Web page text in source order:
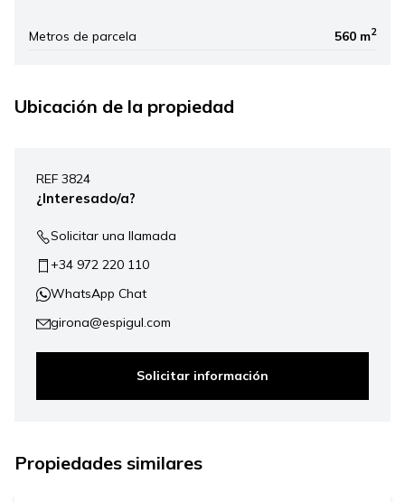
Metros de parcela 560 m2
Ubicación de la propiedad
−
REF 3824
¿Interesado/a?
Solicitar una llamada
+34 972 220 110
WhatsApp Chat
girona@espigul.com
Solicitar información
Propiedades similares
181.000 €